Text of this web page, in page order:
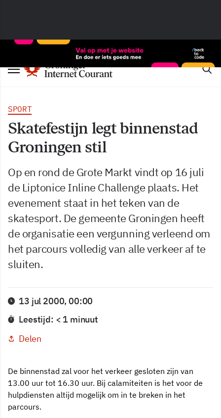
SPORT
Skatefestijn legt binnenstad
Groningen stil
Op en rond de Grote Markt vindt op 16 juli
de Liptonice Inline Challenge plaats. Het
evenement staat in het teken van de
skatesport. De gemeente Groningen heeft
de organisatie een vergunning verleend om
het parcours volledig van alle verkeer af te
sluiten.
13 jul 2000, 00:00
Leestijd: < 1 minuut
Delen
De binnenstad zal voor het verkeer gesloten zijn van
13.00 uur tot 16.30 uur. Bij calamiteiten is het voor de
hulpdiensten altijd mogelijk om in te breken in het
parcours.